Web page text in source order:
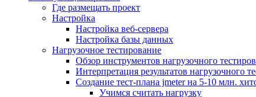
Где размещать проект
Настройка
Настройка веб-сервера
Настройка базы данных
Нагрузочное тестирование
Обзор инструментов нагрузочного
Интерпретация результатов нагрузочного
Создание тест-плана jmeter на 5-10 млн.
Учимся считать нагрузку